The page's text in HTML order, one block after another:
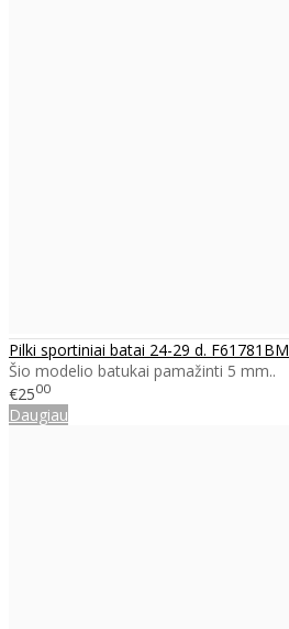
Pilki sportiniai batai 24-29 d. F61781BM
Šio modelio batukai pamažinti 5 mm..
€2500
Daugiau